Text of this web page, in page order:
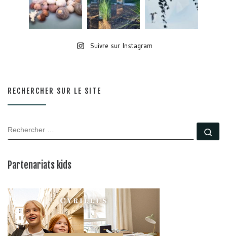
Suivre sur Instagram
RECHERCHER SUR LE SITE
RECHERCHER
Partenariats kids